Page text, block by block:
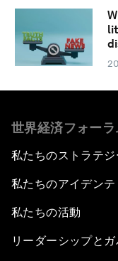
世界経済フォー
私たちのストラテジ
私たちのアイデンテ
私たちの活動
リーダーシップと